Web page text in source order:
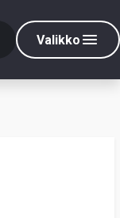
Valikko